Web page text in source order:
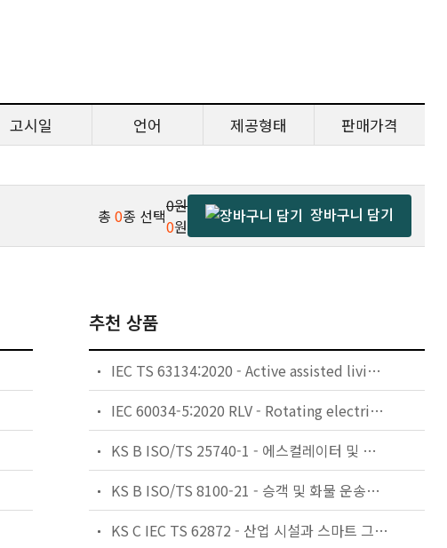
고시일 언어 제공형태 판매가격
총 0종 선택0원
0원
장바구니 담기
추천 상품
IEC TS 63134:2020 - Active assisted living (AAL) use cases
IEC 60034-5:2020 RLV - Rotating electrical machines - Part 5: Degrees of protection provided by the integral design of rotating electrical machines (IP code) - Classification
KS B ISO/TS 25740-1 - 에스컬레이터 및 무빙워크에 대한 안전요건 — 제1부: 세계공통 필수 안전요건(GESRs)
KS B ISO/TS 8100-21 - 승객 및 화물 운송용 엘리베이터 —제21부: 세계공통 필수안전요건(GESRs)을 충족하는 세계공통 안전 파라미터(GSPs)
KS C IEC TS 62872 - 산업 시설과 스마트 그리드 사이의 산업 공정 측정, 제어 및 자동화 시스템 인터페이스